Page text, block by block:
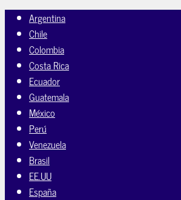
Argentina
Chile
Colombia
Costa Rica
Ecuador
Guatemala
México
Perú
Venezuela
Brasil
EE.UU
España